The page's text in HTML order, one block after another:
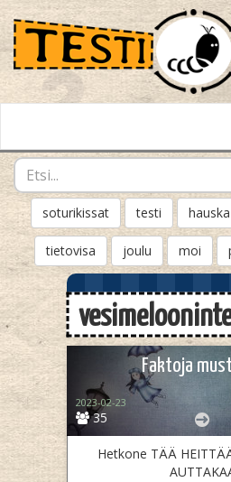
soturikissat testi hauska
tietovisa joulu moi
Faktoja
35
2023-02-23
Hetkone TÄÄ